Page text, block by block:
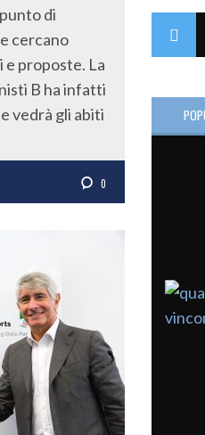
di
cercano
e proposte. La
B ha infatti
vedrà gli abiti
0